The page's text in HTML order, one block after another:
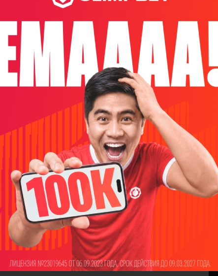
кто оставит комментарий!
НАПИСАТЬ